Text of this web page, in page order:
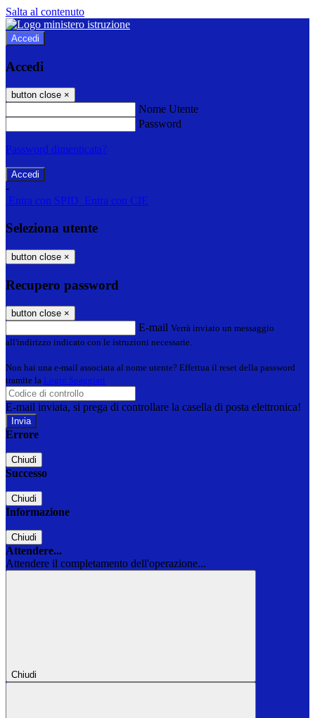
Salta al contenuto
Accedi
Accedi
button close ×
Nome Utente
Password
Password dimenticata?
-
Entra con SPID Entra con CIE
Seleziona utente
button close ×
Recupero password
button close ×
E-mail Verrà inviato un messaggio
all'indirizzo indicato con le istruzioni necessarie.
Non hai una e-mail associata al nome utente? Effettua il reset della password
tramite la Login Spaggiari
E-mail inviata, si prega di controllare la casella di posta elettronica!
Errore
Chiudi
Successo
Chiudi
Informazione
Chiudi
Attendere...
Attendere il completamento dell'operazione...
Chiudi